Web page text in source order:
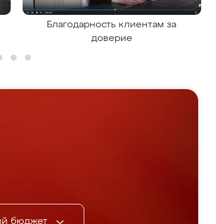
Благодарность клиентам за
доверие
бюджет